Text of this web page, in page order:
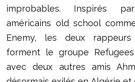
improbables. Inspirés
américains old school
Enemy, les deux rappeurs
forment le groupe
avec deux autres amis